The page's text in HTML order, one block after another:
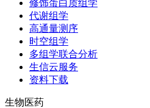
修饰蛋白质组学
代谢组学
高通量测序
时空组学
多组学联合分析
生信云服务
资料下载
生物医药